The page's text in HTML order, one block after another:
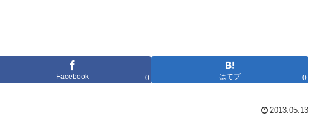
Facebook 0 はてブ 0
2013.05.13